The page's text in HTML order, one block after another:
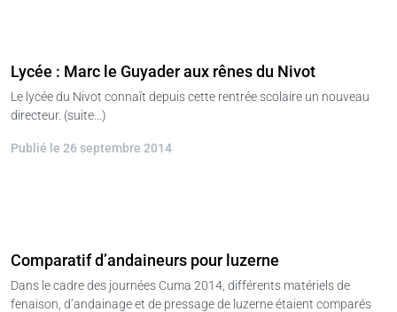
Lycée : Marc le Guyader aux rênes du Nivot
Le lycée du Nivot connaît depuis cette rentrée scolaire un nouveau
directeur. (suite…)
Publié le 26 septembre 2014
Comparatif d’andaineurs pour luzerne
Dans le cadre des journées Cuma 2014, différents matériels de
fenaison, d’andainage et de pressage de luzerne étaient comparés